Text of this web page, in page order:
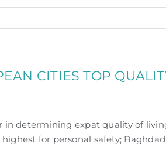
CITIES TOP
in determining expat quality of
for personal safety;